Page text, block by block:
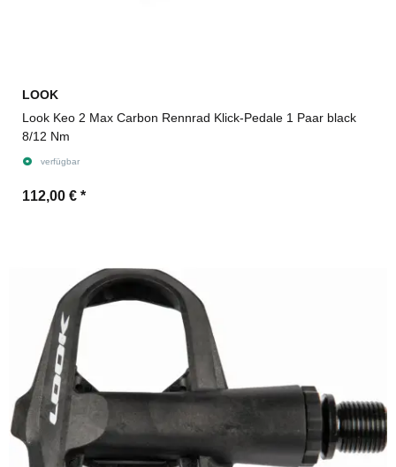
LOOK
Look Keo 2 Max Carbon Rennrad Klick-Pedale 1 Paar black
8/12 Nm
verfügbar
112,00 € *